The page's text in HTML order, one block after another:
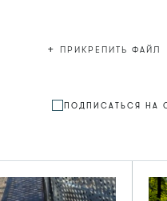
+ ПРИКРЕПИТЬ ФАЙЛ
ПОДПИСАТЬСЯ НА